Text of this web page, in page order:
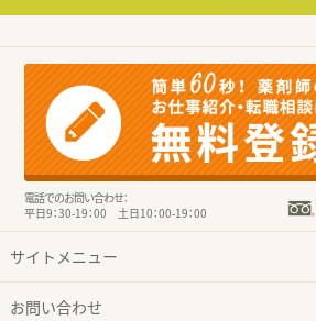
電話でのお問い合わせ：
平日9：30-19：00 土日10：00-19：00
サイトメニュー
お問い合わせ